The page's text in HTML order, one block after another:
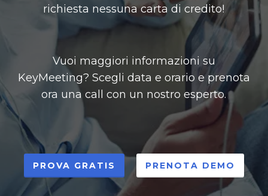
richiesta nessuna carta di credito!
Vuoi maggiori informazioni su
KeyMeeting? Scegli data e orario e prenota
ora una call con un nostro esperto.
PROVA GRATIS PRENOTA DEMO